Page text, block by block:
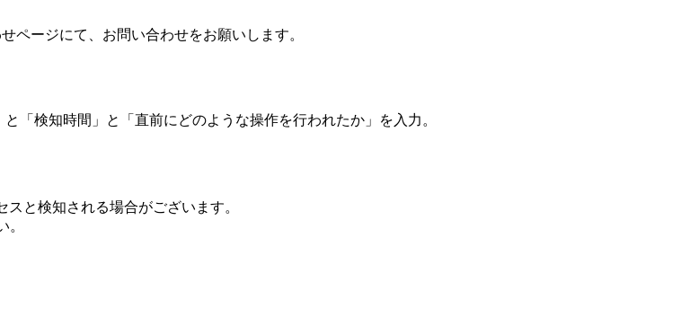
ページにて、お問い合わせをお願いします。
「検知時間」と「直前にどのような操作を行われたか」を入力。
と検知される場合がございます。
。